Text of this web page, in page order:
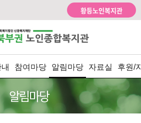
황등노인복지관
참여마당 알림마당 자료실 후원/
알림마당